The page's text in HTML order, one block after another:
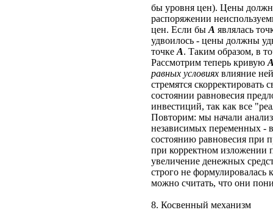
бы уровня цен). Цены
распоряжении
цен. Если бы A являлась
удвоилось - цены должны
точке A. Таким образом, в
Рассмотрим теперь кривую
равных условиях влияние
стремятся
состоянии равновесия
инвестиций, так как все
Повторим: мы начали анализ
независимых переменных -
состоянию равновесия при
при корректном изложении
увеличение денежных
строго не
можно считать, что они
8. Косвенный механизм